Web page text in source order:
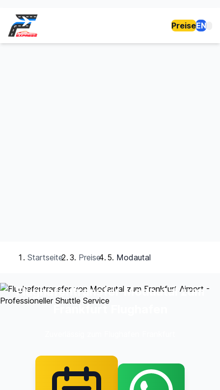
PreiseEN
Startseite Preise Modautal
Flughafentransfer Modautal zum